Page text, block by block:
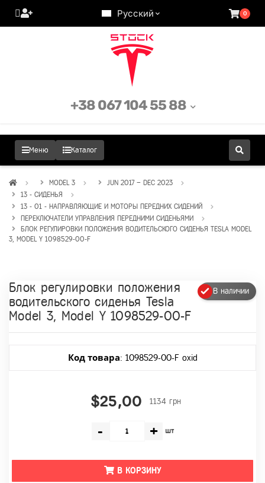
Русский 0
Меню Каталог
+38 067 104 55 88
MODEL 3
JUN 2017 – DEC 2023
13 - СИДЕНЬЯ
13 - 01 - НАПРАВЛЯЮЩИЕ И МОТОРЫ ПЕРЕДНИХ СИДЕНИЙ
ПЕРЕКЛЮЧАТЕЛИ УПРАВЛЕНИЯ ПЕРЕДНИМИ СИДЕНЬЯМИ
БЛОК РЕГУЛИРОВКИ ПОЛОЖЕНИЯ ВОДИТЕЛЬСКОГО СИДЕНЬЯ TESLA MODEL
3, MODEL Y 1098529-00-F
В наличии
Блок регулировки положения
водительского сиденья Tesla
Model 3, Model Y 1098529-00-F
Код товара: 1098529-00-F oxid
$25,00 1134 грн
- + шт
В КОРЗИНУ